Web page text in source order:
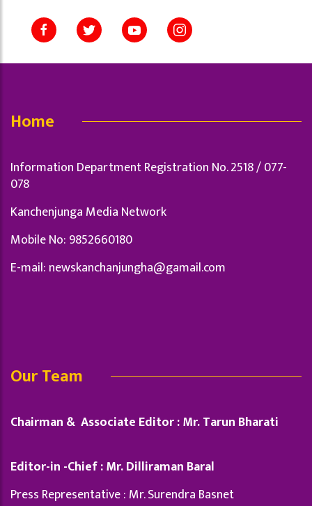
Home
Information Department Registration No. 2518 / 077-
078
Kanchenjunga Media Network
Mobile No: 9852660180
E-mail: newskanchanjungha@gamail.com
Our Team
Chairman & Associate Editor : Mr. Tarun Bharati
Editor-in -Chief : Mr. Dilliraman Baral
Press Representative : Mr. Surendra Basnet